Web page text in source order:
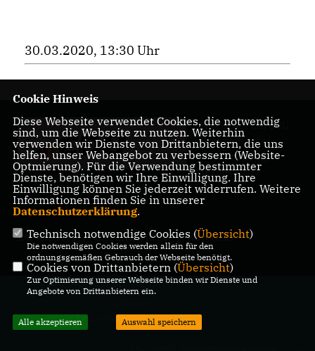
30.03.2020, 13:30 Uhr
Homepage des CDU
Kreisverbandes
Charlottenburg-
Wilmersdorf
IMPRESSUM DATENSCHUTZ KONTAKT
@2026 CDU Charlottenburg-
Alle Rechte vorbehalten.
Cookie Hinweis
Diese Webseite verwendet Cookies, die notwendig
sind, um die Webseite zu nutzen. Weiterhin
verwenden wir Dienste von Drittanbietern, die uns
helfen, unser Webangebot zu verbessern (Website-
Optmierung). Für die Verwendung bestimmter
Dienste, benötigen wir Ihre Einwilligung. Ihre
Einwilligung können Sie jederzeit widerrufen. Weitere
Informationen finden Sie in unserer
Datenschutzerklärung.
Technisch notwendige Cookies (Übersicht)
Die notwendigen Cookies werden allein für den
ordnungsgemäßen Gebrauch der Webseite benötigt.
Cookies von Drittanbietern (Übersicht)
Zur Optimierung unserer Webseite binden wir Dienste und
Angebote von Drittanbietern ein.
Alle akzeptieren Auswahl speichern